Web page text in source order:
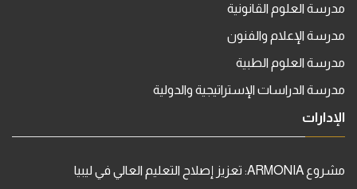
مدرسة العلوم القانونية
مدرسة الإعلام والفنون
مدرسة العلوم الطبية
مدرسة الدراسات الإستراتيجية والدولية
الإدارات
مشروع ARMONIA: تعزيز إصلاح التعليم العالي في ليبيا